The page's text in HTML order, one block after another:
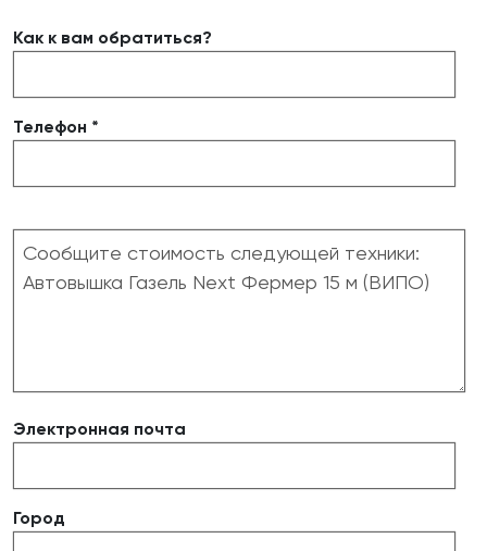
Как к вам обратиться?
Телефон *
Электронная почта
Город